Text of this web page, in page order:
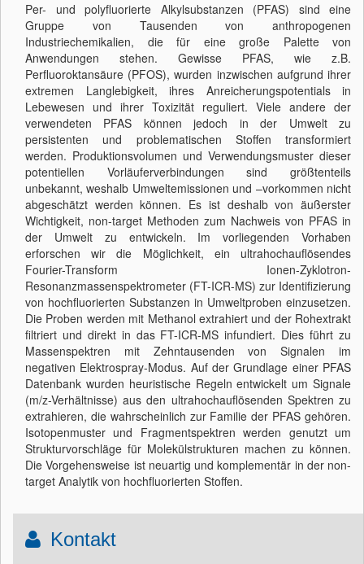
Per- und polyfluorierte Alkylsubstanzen (PFAS) sind eine
Gruppe von Tausenden von anthropogenen
Industriechemikalien, die für eine große Palette von
Anwendungen stehen. Gewisse PFAS, wie z.B.
Perfluoroktansäure (PFOS), wurden inzwischen aufgrund ihrer
extremen Langlebigkeit, ihres Anreicherungspotentials in
Lebewesen und ihrer Toxizität reguliert. Viele andere der
verwendeten PFAS können jedoch in der Umwelt zu
persistenten und problematischen Stoffen transformiert
werden. Produktionsvolumen und Verwendungsmuster dieser
potentiellen Vorläuferverbindungen sind größtenteils
unbekannt, weshalb Umweltemissionen und –vorkommen nicht
abgeschätzt werden können. Es ist deshalb von äußerster
Wichtigkeit, non-target Methoden zum Nachweis von PFAS in
der Umwelt zu entwickeln. Im vorliegenden Vorhaben
erforschen wir die Möglichkeit, ein ultrahochauflösendes
Fourier-Transform Ionen-Zyklotron-
Resonanzmassenspektrometer (FT-ICR-MS) zur Identifizierung
von hochfluorierten Substanzen in Umweltproben einzusetzen.
Die Proben werden mit Methanol extrahiert und der Rohextrakt
filtriert und direkt in das FT-ICR-MS infundiert. Dies führt zu
Massenspektren mit Zehntausenden von Signalen im
negativen Elektrospray-Modus. Auf der Grundlage einer PFAS
Datenbank wurden heuristische Regeln entwickelt um Signale
(m/z-Verhältnisse) aus den ultrahochauflösenden Spektren zu
extrahieren, die wahrscheinlich zur Familie der PFAS gehören.
Isotopenmuster und Fragmentspektren werden genutzt um
Strukturvorschläge für Molekülstrukturen machen zu können.
Die Vorgehensweise ist neuartig und komplementär in der non-
target Analytik von hochfluorierten Stoffen.
Kontakt